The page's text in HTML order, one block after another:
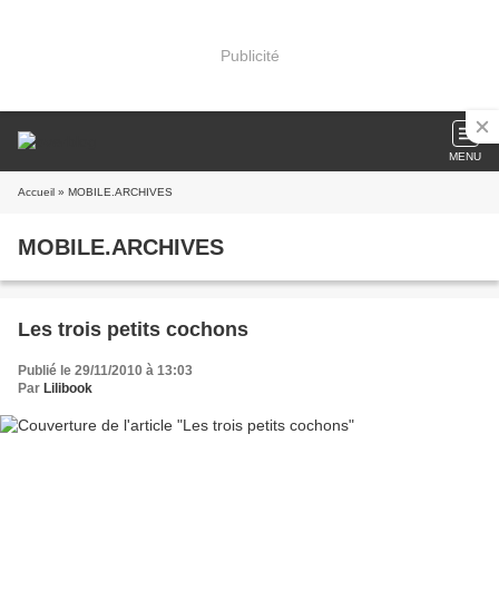
Publicité
MENU
Accueil » MOBILE.ARCHIVES
MOBILE.ARCHIVES
Les trois petits cochons
Publié le 29/11/2010 à 13:03
Par Lilibook